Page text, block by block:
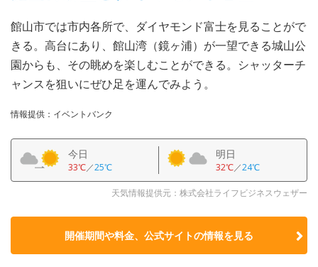
館山市では市内各所で、ダイヤモンド富士を見ることがで
きる。高台にあり、館山湾（鏡ヶ浦）が一望できる城山公
園からも、その眺めを楽しむことができる。シャッターチ
ャンスを狙いにぜひ足を運んでみよう。
情報提供：イベントバンク
今日
33℃／25℃
明日
32℃／24℃
天気情報提供元：株式会社ライフビジネスウェザー
開催期間や料金、公式サイトの情報を見る